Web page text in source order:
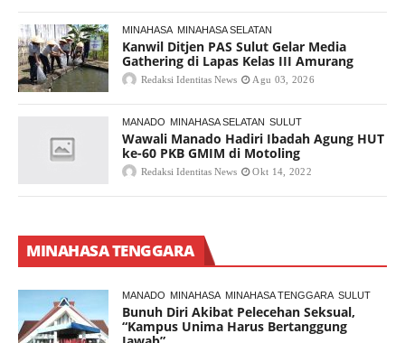
MINAHASA MINAHASA SELATAN
Kanwil Ditjen PAS Sulut Gelar Media
Gathering di Lapas Kelas III Amurang
Redaksi Identitas News Agu 03, 2026
MANADO MINAHASA SELATAN SULUT
Wawali Manado Hadiri Ibadah Agung HUT
ke-60 PKB GMIM di Motoling
Redaksi Identitas News Okt 14, 2022
MINAHASA TENGGARA
MANADO MINAHASA MINAHASA TENGGARA SULUT
Bunuh Diri Akibat Pelecehan Seksual,
“Kampus Unima Harus Bertanggung